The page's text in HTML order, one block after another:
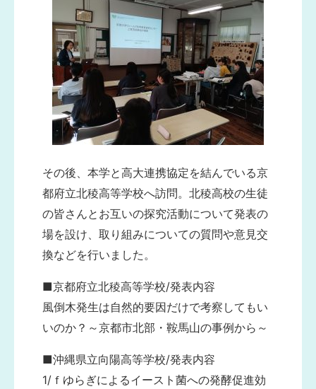
その後、本学と高大連携協定を結んでいる京
都府立北稜高等学校へ訪問。北稜高校の生徒
の皆さんとお互いの探究活動について発表の
場を設け、取り組みについての質問や意見交
換などを行いました。
■京都府立北稜高等学校/発表内容
風倒木発生は自然的要因だけで考察してもい
いのか？～京都市北部・鞍馬山の事例から～
■沖縄県立向陽高等学校/発表内容
1/ｆゆらぎによるイースト菌への発酵促進効